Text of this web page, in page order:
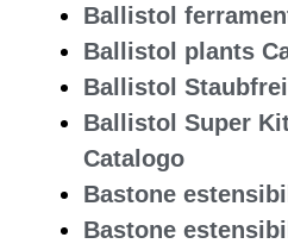
Ballistol
Ballistol plants
Ballistol
Ballistol Super
Catalogo
Bastone
Bastone